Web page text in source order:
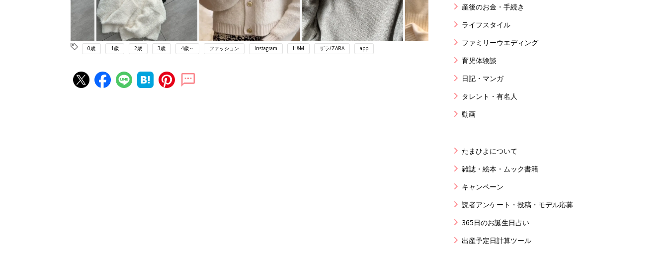
0歳 1歳 2歳 3歳 4歳～ ファッション Instagram H&M ザラ/ZARA app
産後のお金・手続き
ライフスタイル
ファミリーウエディング
育児体験談
日記・マンガ
タレント・有名人
動画
たまひよについて
雑誌・絵本・ムック書籍
キャンペーン
読者アンケート・投稿・モデル応募
365日のお誕生日占い
出産予定日計算ツール